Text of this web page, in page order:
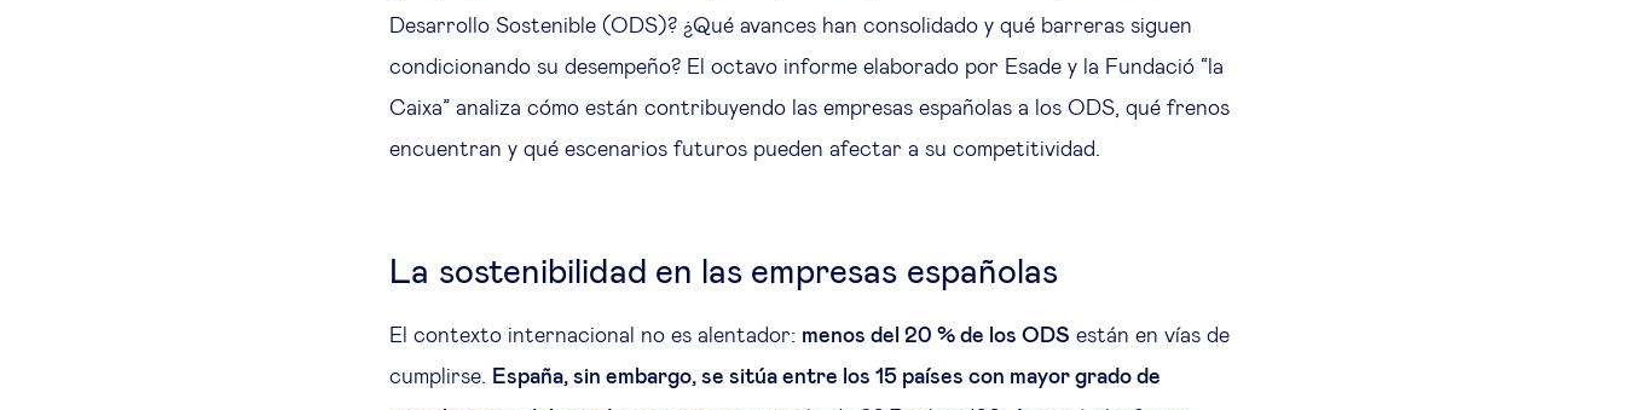
Desarrollo Sostenible (ODS)? ¿Qué avances han consolidado y qué barreras siguen
condicionando su desempeño? El octavo informe elaborado por Esade y la Fundació “la
Caixa” analiza cómo están contribuyendo las empresas españolas a los ODS, qué frenos
encuentran y qué escenarios futuros pueden afectar a su competitividad.
La sostenibilidad en las empresas españolas
El contexto internacional no es alentador: menos del 20 % de los ODS están en vías de
cumplirse. España, sin embargo, se sitúa entre los 15 países con mayor grado de